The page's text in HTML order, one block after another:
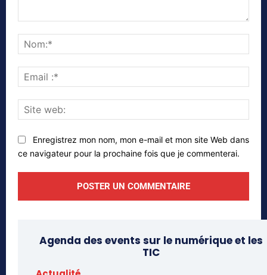
:*
web:
Enregistrez mon nom, mon e-mail et mon site Web dans
ce navigateur pour la prochaine fois que je commenterai.
Agenda des events sur le numérique et les
TIC